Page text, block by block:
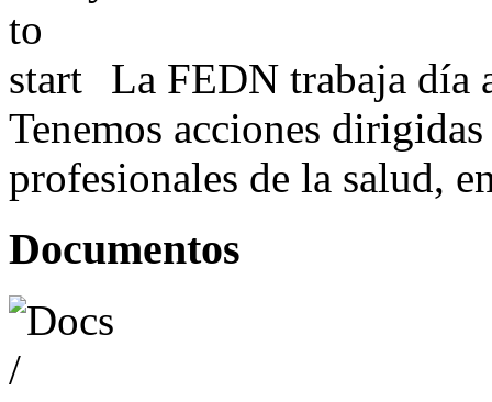
La FEDN trabaja día
Tenemos acciones
profesionales de la salud,
Documentos